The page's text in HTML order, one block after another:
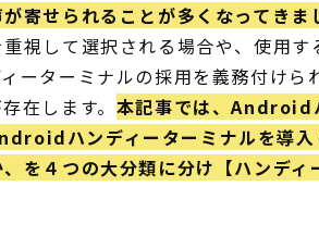
寄せられることが多くなってきま
視して選択される場合や、使用す
ーターミナルの採用を義務付けら
在します。 本記事では、Android
ハンディーターミナルを導入
を４つの大分類に分け【ハンディ